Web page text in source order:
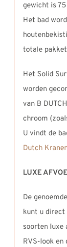
gewicht is
Het bad
totale pakket
Het Solid
worden
van B
chroom
U vindt de
Dutch
LUXE
De
kunt u direct
soorten luxe
RVS-look en